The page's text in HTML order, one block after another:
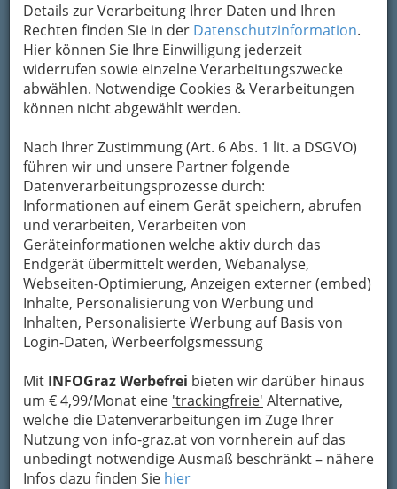
Details zur Verarbeitung Ihrer Daten und Ihren
Rechten finden Sie in der Datenschutzinformation.
Hier können Sie Ihre Einwilligung jederzeit
widerrufen sowie einzelne Verarbeitungszwecke
abwählen. Notwendige Cookies & Verarbeitungen
können nicht abgewählt werden.
Nach Ihrer Zustimmung (Art. 6 Abs. 1 lit. a DSGVO)
führen wir und unsere Partner folgende
Datenverarbeitungsprozesse durch:
Informationen auf einem Gerät speichern, abrufen
und verarbeiten, Verarbeiten von
Geräteinformationen welche aktiv durch das
Endgerät übermittelt werden, Webanalyse,
Webseiten-Optimierung, Anzeigen externer (embed)
Inhalte, Personalisierung von Werbung und
Inhalten, Personalisierte Werbung auf Basis von
Login-Daten, Werbeerfolgsmessung
Mit INFOGraz Werbefrei bieten wir darüber hinaus
um € 4,99/Monat eine 'trackingfreie' Alternative,
welche die Datenverarbeitungen im Zuge Ihrer
Nutzung von info-graz.at von vornherein auf das
unbedingt notwendige Ausmaß beschränkt – nähere
Infos dazu finden Sie hier
ZivilluftfahrtschulewerdenPiloten und
Pilotinnen ausgebildet: Ob beruflich oder
privat,im Segelflugzeug, Motorflugzeug oder
im Hubschrauber: Das Fliegen ist eine
wunderschöne und verantwortungsvolle Sache –
möchten auch Sie es lernen?
Diezivile LuftfahrtistFlugverkehr, bei dem
Personen und Güter transportiertwerden,
sowie um Flugverkehr zum Zweck der
Verkehrsüberwachung und
Wetterbeobachtung. Im Gegensatz dazu steht
die militärische Luftfahrt.
An einer